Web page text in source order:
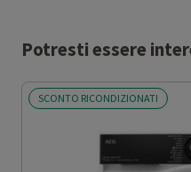
Potresti essere
SCONTO RICONDIZIONATI